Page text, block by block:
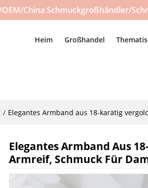
China Schmuckgroßhändler/
Heim Großhandel
/ Elegantes Armband aus 18-karätig
Elegantes Armband Aus
Armreif, Schmuck Für